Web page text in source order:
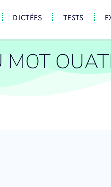
DICTÉES TESTS
MOT